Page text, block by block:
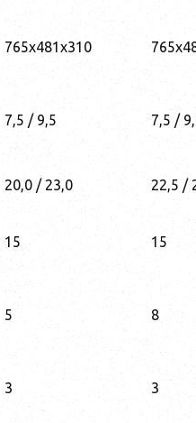
765x481x310
7,5 / 9,5 7,5 /
20,0 / 23,0 22,5 /
15 15
5 8
3 3